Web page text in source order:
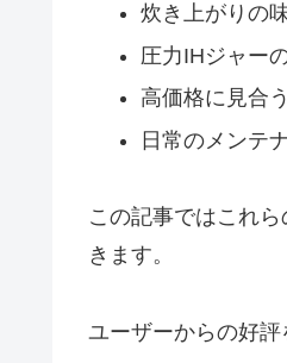
炊き上がりの
圧力IHジャー
高価格に見合
日常のメンテ
この記事ではこれ
きます。
ユーザーからの好評